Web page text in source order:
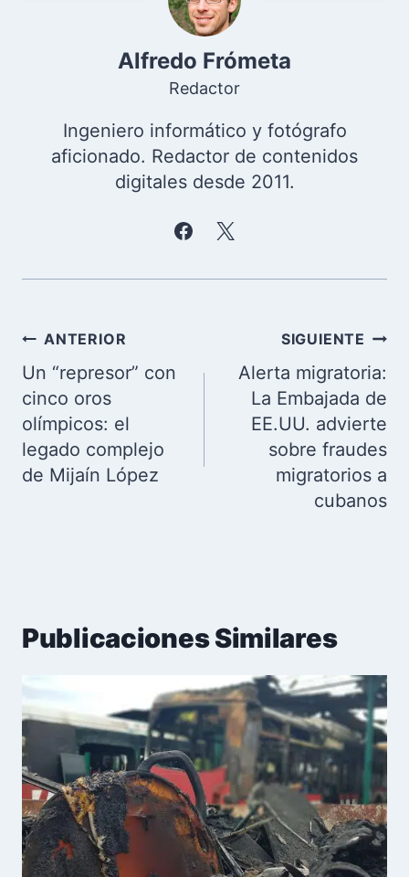
Alfredo Frómeta
Redactor
Ingeniero informático y fotógrafo
aficionado. Redactor de contenidos
digitales desde 2011.
Navegación
de
entradas
ANTERIOR
Un “represor” con
cinco oros
olímpicos: el
legado complejo
de Mijaín López
SIGUIENTE
Alerta migratoria:
La Embajada de
EE.UU. advierte
sobre fraudes
migratorios a
cubanos
Publicaciones Similares